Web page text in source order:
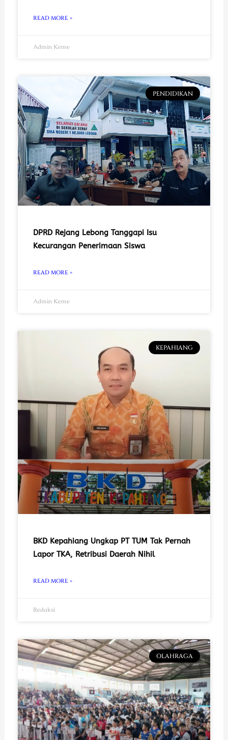
READ MORE »
Admin Keme
PENDIDIKAN
DPRD Rejang Lebong Tanggapi Isu
Kecurangan Penerimaan Siswa
READ MORE »
Admin Keme
KEPAHIANG
BKD Kepahiang Ungkap PT TUM Tak Pernah
Lapor TKA, Retribusi Daerah Nihil
READ MORE »
Redaksi
OLAHRAGA